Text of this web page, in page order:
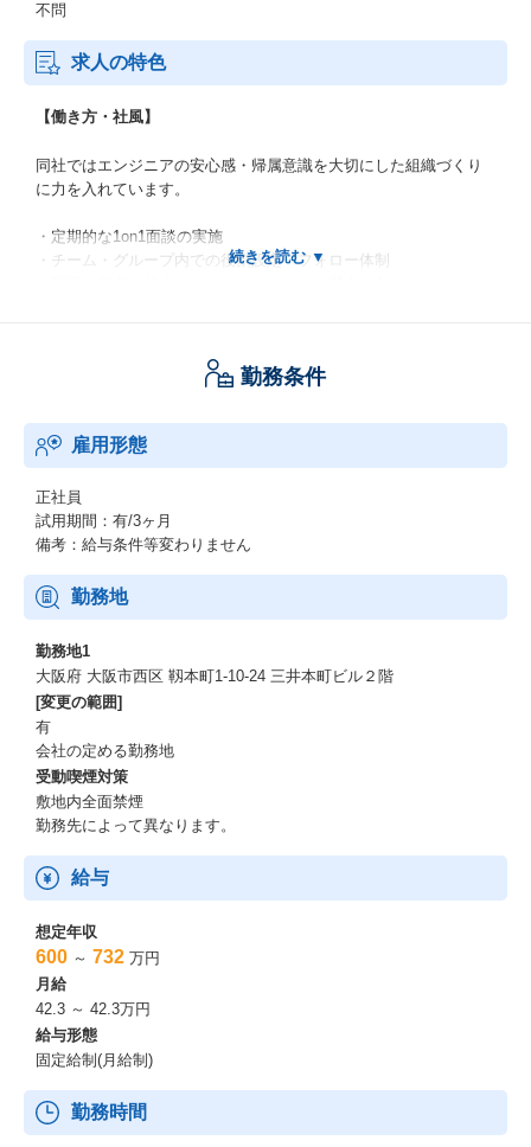
不問
求人の特色
【働き方・社風】
同社ではエンジニアの安心感・帰属意識を大切にした組織づくり
に力を入れています。
・定期的な1on1面談の実施
・チーム・グループ内での役割設定・フォロー体制
う、エンジニアの生活基盤を守っています。
分配慮しており、
残業時間・稼働状況を管理しながら、特定の社員に業務が偏らな
いよう調整しています。
さらに、請負部署も保有しているため、将来的には請負案件とし
てプロジェクトに関わる可能性もございます。
【研修/キャリア】
◎研修制度
エンジニア１人１人のスキルアップに力を入れてます。
部内独自で選択式の研修制度を導入し、自分でスキルを身につけ
たい技術項目があれば、上長承認後、研修の受講が可能となって
おります。
また、資格報奨金制度もあり、推奨資格を受験・合格していただ
くとお祝い金も支給しています。
◎キャリア
キャリアを積んでいただくと、マネージャー職としてマネジメン
トに注力するキャリアとエキスパート職として技術をきわめてい
ただくキャリアに分かれます。
定期的に上長と面談をする機会を設けておりますので、その際に
どちらの道に進むか・今後どのようなキャリアを積みたいかなど
をお話しいただいております。
勤務条件
雇用形態
正社員
試用期間：有/3ヶ月
備考：給与条件等変わりません
勤務地
勤務地1
大阪府 大阪市西区 靱本町1-10-24 三井本町ビル２階
[変更の範囲]
有
会社の定める勤務地
受動喫煙対策
敷地内全面禁煙
勤務先によって異なります。
給与
想定年収
600 ～ 732 万円
月給
42.3 ～ 42.3万円
給与形態
固定給制(月給制)
勤務時間